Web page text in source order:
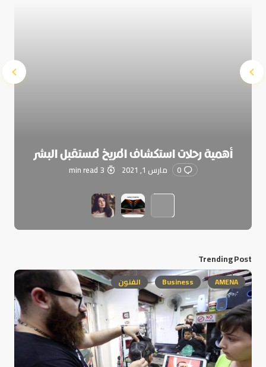
أهمية رحلات استكشاف المريخ لمستقبل البشر
0 مارس 1, 2021 3 min read
Trending Post
AMENA
Business الفنون